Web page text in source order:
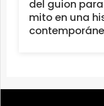
del guion
mito en una